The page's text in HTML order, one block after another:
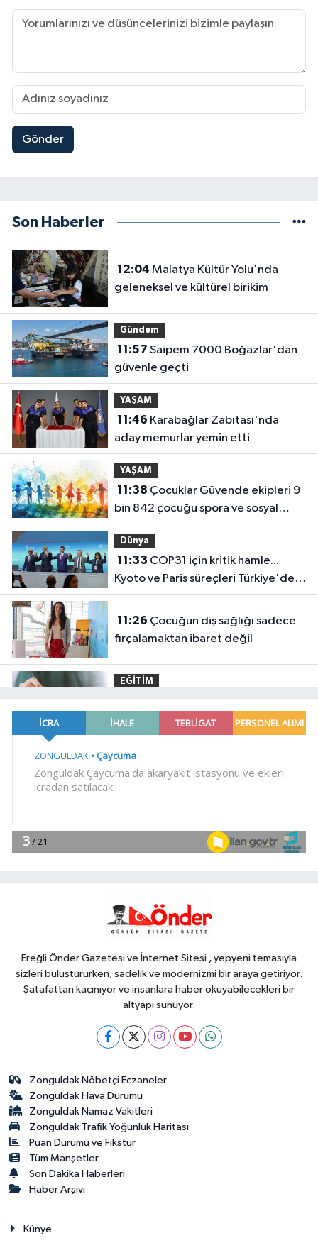
Gönder
Son Haberler
12:04
geleneksel ve kültürel birikim
Gündem
11:57
güvenle geçti
YAŞAM
11:46
aday memurlar yemin etti
YAŞAM
11:38
bin 842 çocuğu spora ve sosyal
faaliyetlere yönlendirdi
Dünya
11:33
Kyoto ve Paris süreçleri Türkiye'de
yönetilecek
11:26
fırçalamaktan ibaret değil
EĞİTİM
kalan gençlere bilimsel yol haritası...
Halen kararsızsanız bu testi çözün!
11:14
11:04
ustaları direniyor... Çekiç sesleriyle
Ereğli Önder Gazetesi ve İnternet Sitesi , yepyeni temasıyla
sizleri buluştururken, sadelik ve modernizmi bir araya getiriyor.
Şatafattan kaçınıyor ve insanlara haber okuyabilecekleri bir
altyapı sunuyor.
Zonguldak Nöbetçi Eczaneler
Zonguldak Hava Durumu
Zonguldak Namaz Vakitleri
Zonguldak Trafik Yoğunluk Haritası
Puan Durumu ve Fikstür
Tüm Manşetler
Son Dakika Haberleri
Haber Arşivi
Künye